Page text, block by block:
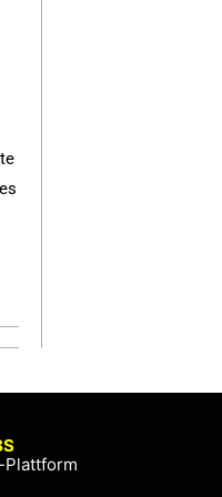
Plattform